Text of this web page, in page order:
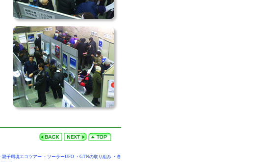
親子環境エコツアー ・ ソーラーUFO ・ GTNの取り組み ・ 各